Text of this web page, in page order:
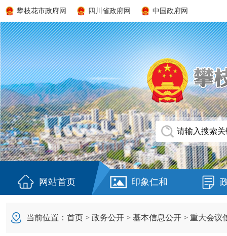
攀枝花市政府网 四川省政府网 中国政府网
网站首页 印象仁和
当前位置： 首页 > 政务公开 > 基本信息公开 > 重大会议